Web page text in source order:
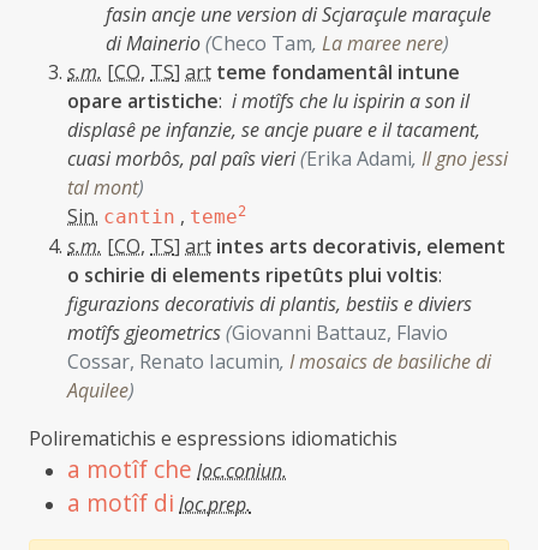
fasin ancje une version di Scjaraçule maraçule
di Mainerio(Checo Tam, La maree nere)
s.m. [CO, TS] art teme fondamentâl intune
opare artistiche: i motîfs che lu ispirin a son il
displasê pe infanzie, se ancje puare e il tacament,
cuasi morbôs, pal paîs vieri(Erika Adami, Il gno jessi
tal mont)
Sin. cantin , teme2
s.m. [CO, TS] art intes arts decorativis, element
o schirie di elements ripetûts plui voltis:
figurazions decorativis di plantis, bestiis e diviers
motîfs gjeometrics(Giovanni Battauz, Flavio
Cossar, Renato Iacumin, I mosaics de basiliche di
Aquilee)
Polirematichis e espressions idiomatichis
a motîf che loc.coniun.
a motîf di loc.prep.